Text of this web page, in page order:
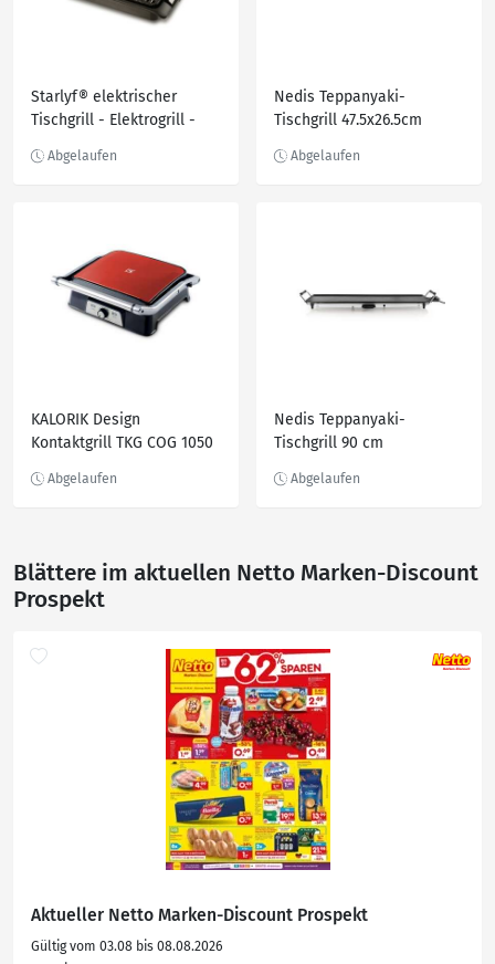
Starlyf® elektrischer
Tischgrill - Elektrogrill -
Smokefree Grill
Nedis Teppanyaki-
Tischgrill 47.5x26.5cm
KALORIK Design
Kontaktgrill TKG COG 1050
Nedis Teppanyaki-
Tischgrill 90 cm
Blättere im aktuellen Netto Marken-Discount
Prospekt
Aktueller Netto Marken-Discount Prospekt
Gültig vom 03.08 bis 08.08.2026